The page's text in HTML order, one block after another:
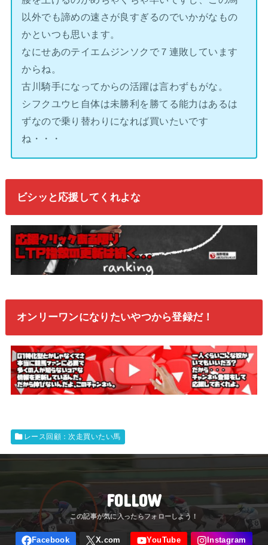
以外でも諦めの速さが良すぎるのでいかがなもの
かといつも思います。
なにせあのテイエムジンソクで７連敗しています
からね。
古川騎手になってからの活躍は言わずもがな。
シフクユウヒ自体は未勝利を勝てる能力はあるは
ずなので乗り替わりになれば買いたいです
ね・・・
ビシッと応援してくれよな
オンリーワンになりたいやつから登録だ！
レース回顧：次走買いたい馬
FOLLOW